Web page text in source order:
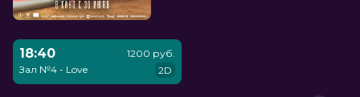
18:40
Зал №4 - Love
1200 руб.
2D